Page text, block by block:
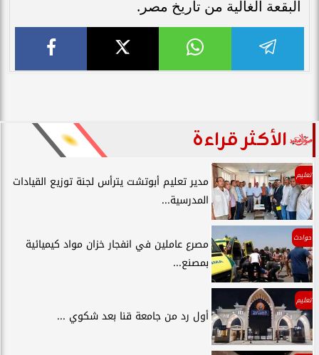
البقعة الغالية من تاريخ مصر.
الأكثر قراءة
تعليم
مدير تعليم أبوتشت يترأس لجنة توزيع القيادات
المدرسية...
حوادث
مصرع عاملين في انفجار خزان مواد كيميائية
بمصنع...
تعليم
أول رد من جامعة قنا بعد شكوي ...